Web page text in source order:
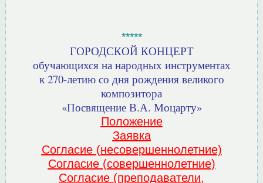
*****
ГОРОДСКОЙ КОНЦЕРТ
обучающихся на народных инструментах
к 270-летию со дня рождения великого
композитора
«Посвящение В.А. Моцарту»
Положение
Заявка
Согласие (несовершеннолетние)
Согласие (совершеннолетние)
Согласие (преподаватели,